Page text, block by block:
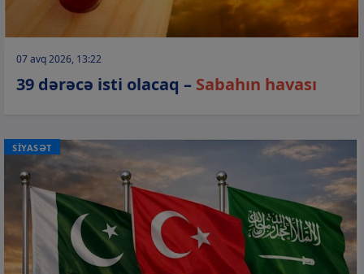
07 avq 2026, 13:22
39 dərəcə isti olacaq – Sabahın havası
SİYASƏT